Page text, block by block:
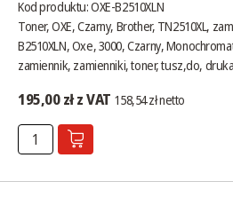
Kod produktu: OXE-B2510XLN
Toner, OXE, Czarny, Brother, TN2510XL,
B2510XLN, Oxe, 3000, Czarny,
zamiennik, zamienniki, toner, tusz,do,
195,00 zł z VAT 158,54 zł netto